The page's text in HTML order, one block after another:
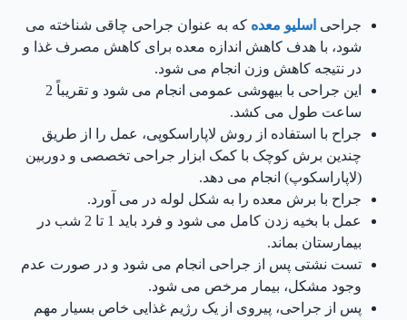
جراحی سلیو معده که به عنوان جراحی چاقی شناخته می
شود، با هدف کاهش اندازه معده برای کاهش مصرف غذا و
در نتیجه کاهش وزن انجام می شود.
این جراحی با بیهوشی عمومی انجام می شود و تقریباً 2
ساعت طول می کشد.
جراح با استفاده از روش لاپاراسکوپی، عمل را از طریق
چندین برش کوچک با کمک ابزار جراحی تخصصی و دوربین
(لاپاراسکوپ) انجام می دهد.
جراح با برش معده را به شکل لوله در می آورد.
عمل با بخیه زدن کامل می شود و فرد باید 1 تا 2 شب در
بیمارستان بماند.
تست نشتی پس از جراحی انجام می شود و در صورت عدم
وجود مشکل، بیمار مرخص می شود.
پس از جراحی، پیروی از یک رژیم غذایی خاص بسیار مهم